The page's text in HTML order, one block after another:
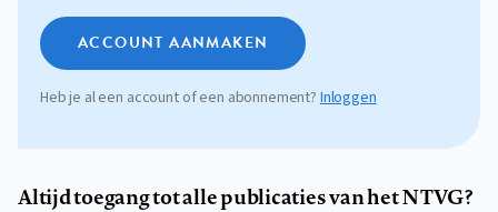
ACCOUNT AANMAKEN
Heb je al een account of een abonnement? Inloggen
Altijd toegang tot alle publicaties van het NTVG?